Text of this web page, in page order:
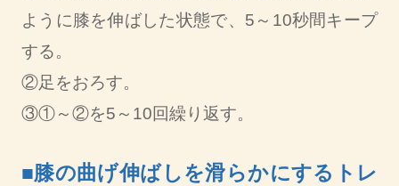
ように膝を伸ばした状態で、5～10秒間キープ
する。
②足をおろす。
③①～②を5～10回繰り返す。
■膝の曲げ伸ばしを滑らかにするトレ